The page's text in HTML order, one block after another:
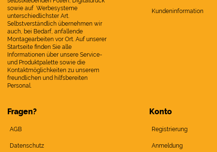
sowie auf Werbesysteme
unterschiedlichster Art.
Selbstverständlich übernehmen wir
auch, bei Bedarf, anfallende
Montagearbeiten vor Ort. Auf unserer
Startseite finden Sie alle
Informationen über unsere Service-
und Produktpalette sowie die
Kontaktmöglichkeiten zu unserem
freundlichen und hilfsbereiten
Personal.
Kundeninformation
Fragen?
AGB
Datenschutz
Konto
Registrierung
Anmeldung